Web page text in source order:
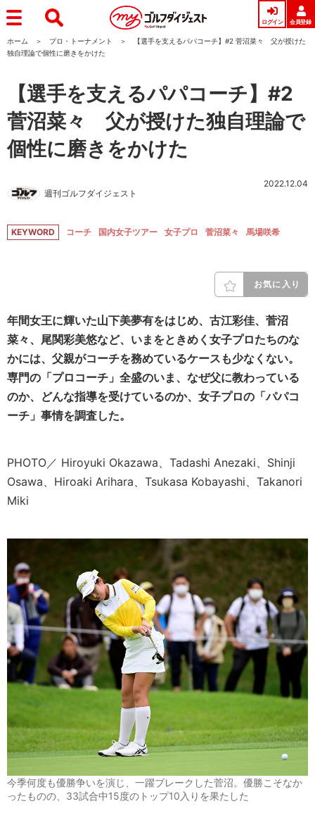
ログイン 会員登録
ホーム プロ・トーナメント
【選手を支えるパパコーチ】#2 菅沼菜々 父が授けた
独自理論で個性に磨きをかけた
【選手を支えるパパコーチ】#2
菅沼菜々 父が授けた独自理論で
個性に磨きをかけた
週刊ゴルフダイジェスト
2022.12.04
KEYWORD コーチ 国内女子ツアー 女子プロ 菅沼菜々 馬場咲希
お気に入り
年間女王に輝いた山下美夢有をはじめ、古江彩佳、菅沼
菜々、尾関彩美悠など、いまをときめく女子プロたちのな
かには、父親がコーチを務めているケースも少なくない。
専門の「プロコーチ」全盛のいま、なぜ父に教わっている
のか、どんな指導を受けているのか、女子プロの「パパコ
ーチ」事情を調査した。
PHOTO／ Hiroyuki Okazawa、Tadashi Anezaki、Shinji
Osawa、Hiroaki Arihara、Tsukasa Kobayashi、Takanori
Miki
今季何度も優勝争いを演じ、一躍ブレークした菅沼。優勝こそなか
ったものの、33試合中15度のトップ10入りを果たした